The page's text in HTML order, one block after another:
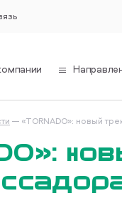
«TORNADO»: новый